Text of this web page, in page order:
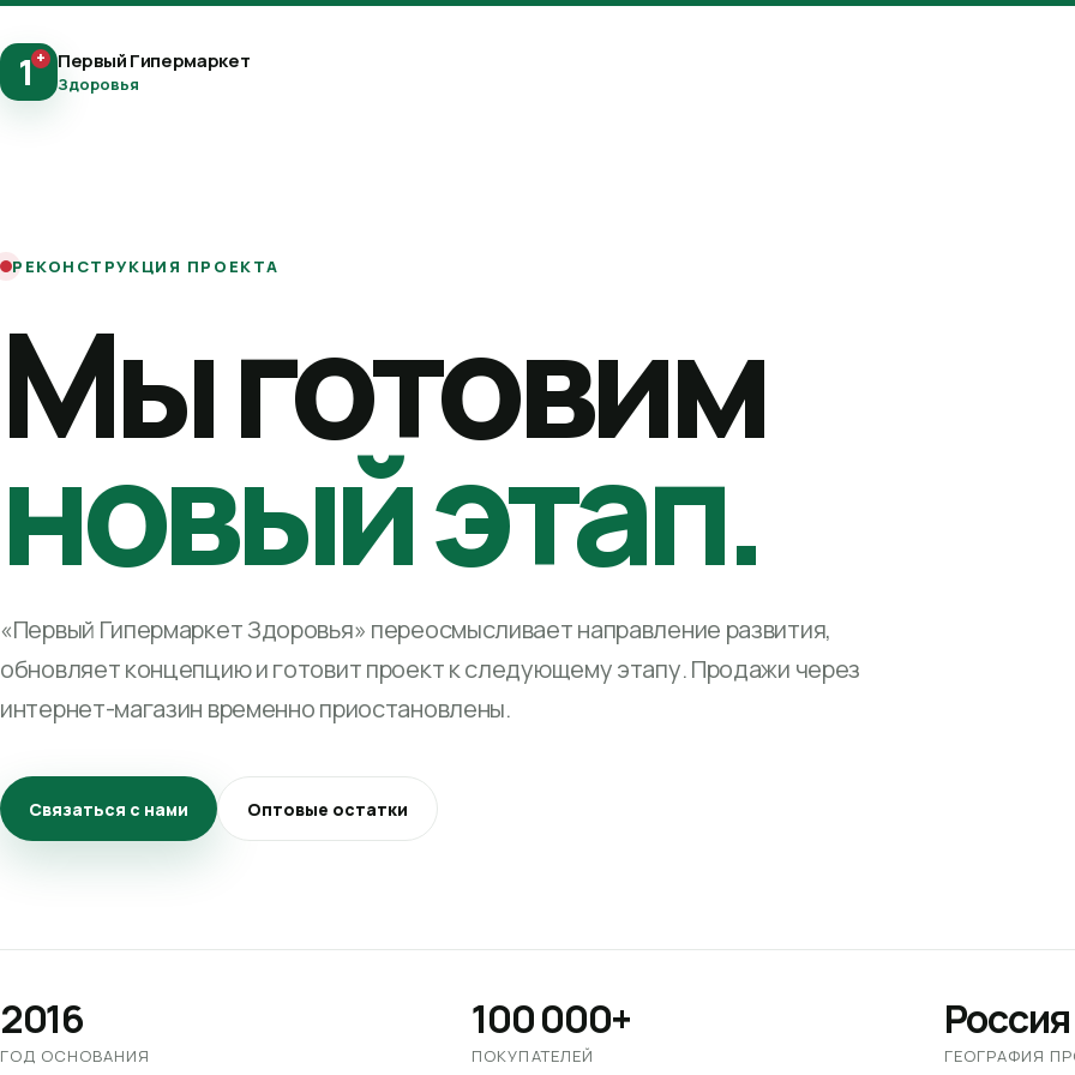
1+ Первый Гипермаркет
Здоровья
РЕКОНСТРУКЦИЯ ПРОЕКТА
Мы готовим
новый этап.
«Первый Гипермаркет Здоровья» переосмысливает направление развития,
обновляет концепцию и готовит проект к следующему этапу. Продажи через
интернет-магазин временно приостановлены.
Связаться с нами Оптовые остатки
2016
ГОД ОСНОВАНИЯ
100 000+
ПОКУПАТЕЛЕЙ
Россия
ГЕОГРАФИЯ